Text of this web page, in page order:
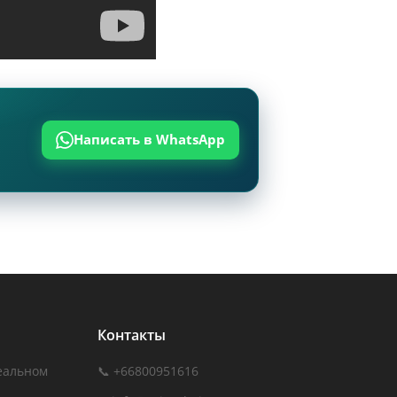
после прилёта,
сим-карты в
Написать в WhatsApp
Контакты
📞 +66800951616